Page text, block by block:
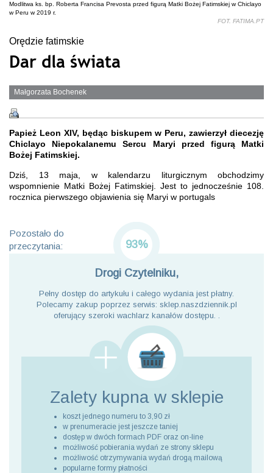
Modlitwa ks. bp. Roberta Francisa Prevosta przed figurą Matki Bożej Fatimskiej w Chiclayo
w Peru w 2019 r.
FOT. FATIMA.PT
Orędzie fatimskie
Dar dla świata
Małgorzata Bochenek
Papież Leon XIV, będąc biskupem w Peru, zawierzył diecezję
Chiclayo Niepokalanemu Sercu Maryi przed figurą Matki
Bożej Fatimskiej.
Dziś, 13 maja, w kalendarzu liturgicznym obchodzimy
wspomnienie Matki Bożej Fatimskiej. Jest to jednocześnie 108.
rocznica pierwszego objawienia się Maryi w portugals
Pozostało do
przeczytania:
93%
Drogi Czytelniku,
Pełny dostęp do artykułu i całego wydania jest płatny.
Polecamy zakup poprzez serwis: sklep.naszdziennik.pl
oferujący szeroki wachlarz kanałów dostępu. .
Zalety kupna w sklepie
koszt jednego numeru to 3,90 zł
w prenumeracie jest jeszcze taniej
dostęp w dwóch formach PDF oraz on-line
możliwość pobierania wydań ze strony sklepu
możliwość otrzymywania wydań drogą mailową
popularne formy płatności